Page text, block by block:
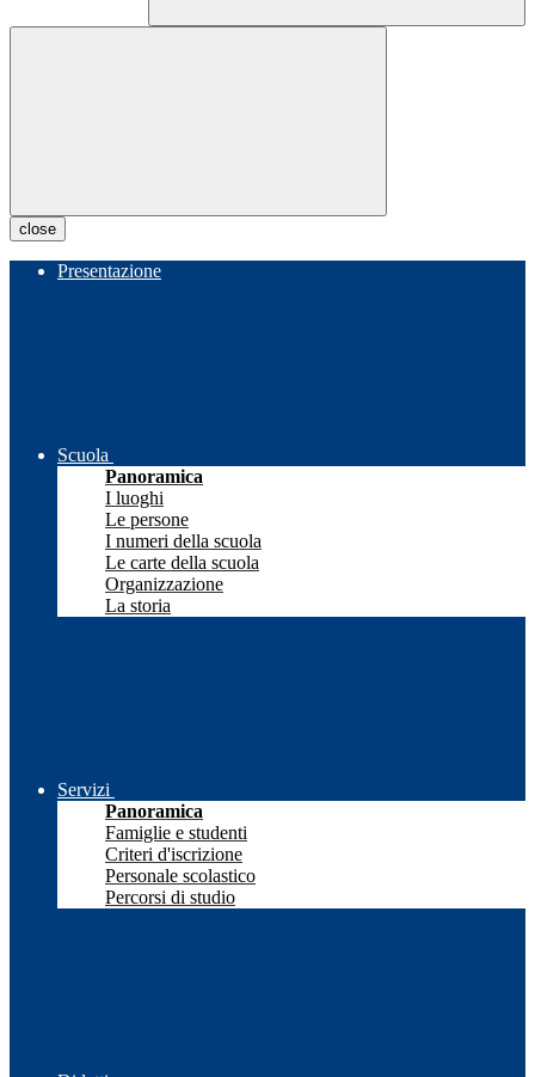
close
Presentazione
Scuola
Panoramica
I luoghi
Le persone
I numeri della scuola
Le carte della scuola
Organizzazione
La storia
Servizi
Panoramica
Famiglie e studenti
Criteri d'iscrizione
Personale scolastico
Percorsi di studio